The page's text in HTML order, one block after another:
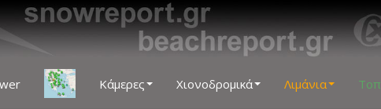
Κάμερες Χιονοδρομικά Λιμάνια